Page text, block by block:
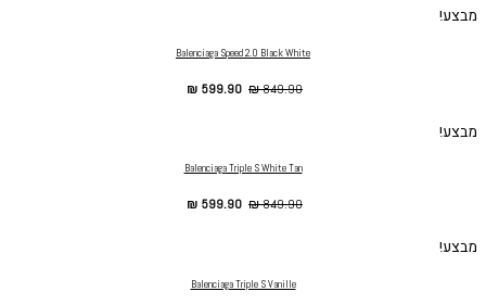
מבצע!
Balenciaga Speed 2.0 Black White
₪849.90
₪ 599.90
מבצע!
Balenciaga Triple S White Tan
₪849.90
₪ 599.90
מבצע!
Balenciaga Triple S Vanille